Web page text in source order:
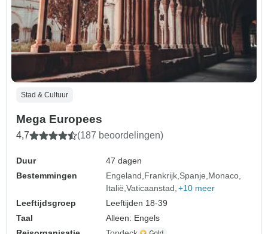
Stad & Cultuur
Mega Europees
4,7 (187 beoordelingen)
Duur
47 dagen
Bestemmingen
Engeland Frankrijk Spanje Monaco
Italië Vaticaanstad +10 meer
Leeftijdsgroep
Leeftijden 18-39
Taal
Alleen: Engels